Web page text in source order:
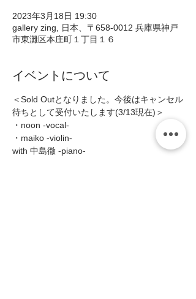
2023年3月18日 19:30
gallery zing, 日本、〒658-0012 兵庫県神戸
市東灘区本庄町１丁目１６
イベントについて
＜Sold Outとなりました。今後はキャンセル
待ちとして受付いたします(3/13現在)＞
・noon -vocal-
・maiko -violin-
with 中島徹 -piano-